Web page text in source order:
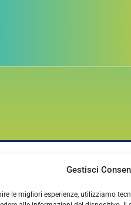
Gestisci
le migliori esperienze, utilizziamo